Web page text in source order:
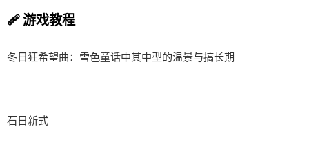
🩹 游戏教程
冬日狂希望曲：雪色童话中其中型的温景与搞长期
石日新式